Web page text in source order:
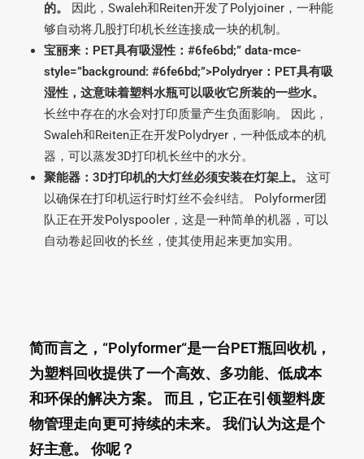
的。
因此，Swaleh和Reiten开发了Polyjoiner，一种能
够自动将几股打印机长丝连接成一块的机制。
宝丽来：PET具有吸湿性：#6fe6bd;” data-mce-
style=”background: #6fe6bd;”>Polydryer：PET具有吸
湿性，这意味着塑料水瓶可以吸收它所装的一些水。
长丝中存在的水会对打印质量产生负面影响。 因此，
Swaleh和Reiten正在开发Polydryer，一种低成本的机
器，可以蒸发3D打印机长丝中的水分。
聚能器：3D打印机的大灯丝必须安装在灯架上。
这可
以确保在打印机运行时灯丝不会纠结。 Polyformer团
队正在开发Polyspooler，这是一种简单的机器，可以
自动卷起回收的长丝，使其使用起来更加实用。
简而言之， “Polyformer“是一台PET瓶回收机，
为塑料回收提供了一个高效、多功能、低成本
和环保的解决方案。 而且，它正在引领塑料废
物管理走向更可持续的未来。 我们认为这是个
好主意。 你呢？